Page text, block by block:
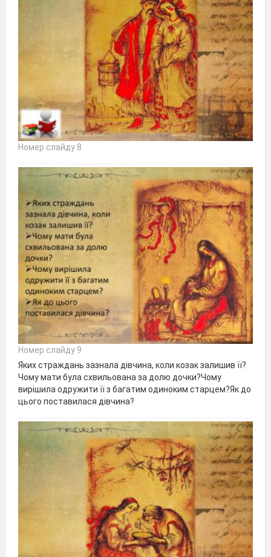
Номер слайду 8
Номер слайду 9
Яких страждань зазнала дівчина, коли козак залишив її?
Чому мати була схвильована за долю дочки?Чому
вирішила одружити її з багатим одиноким старцем?Як до
цього поставилася дівчина?